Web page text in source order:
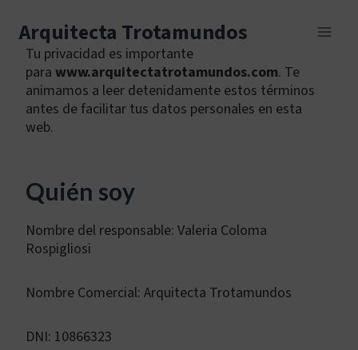
content
Arquitecta Trotamundos
Tu privacidad es importante
para www.arquitectatrotamundos.com. Te
animamos a leer detenidamente estos términos
antes de facilitar tus datos personales en esta
web.
Quién soy
Nombre del responsable: Valeria Coloma
Rospigliosi
Nombre Comercial: Arquitecta Trotamundos
DNI: 10866323